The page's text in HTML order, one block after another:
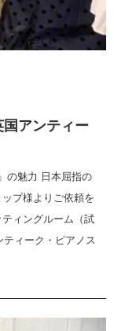
国アンティー
の魅力 日本屈指の
プ様よりご依頼を
ィングルーム（試
ィーク・ピアノス